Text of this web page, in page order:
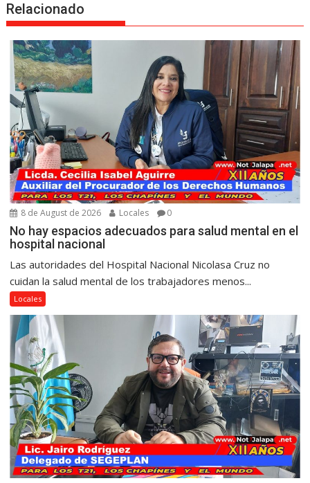
Relacionado
8 de August de 2026 Locales 0
No hay espacios adecuados para salud mental en el
hospital nacional
Las autoridades del Hospital Nacional Nicolasa Cruz no
cuidan la salud mental de los trabajadores menos...
Locales